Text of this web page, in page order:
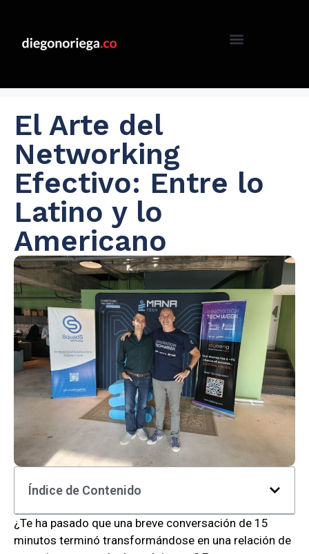
El Arte del
Networking
Efectivo: Entre lo
Latino y lo
Americano
Índice de Contenido
¿Te ha pasado que una breve conversación de 15
minutos terminó transformándose en una relación de